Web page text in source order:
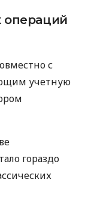
операций
с
учетную
гораздо